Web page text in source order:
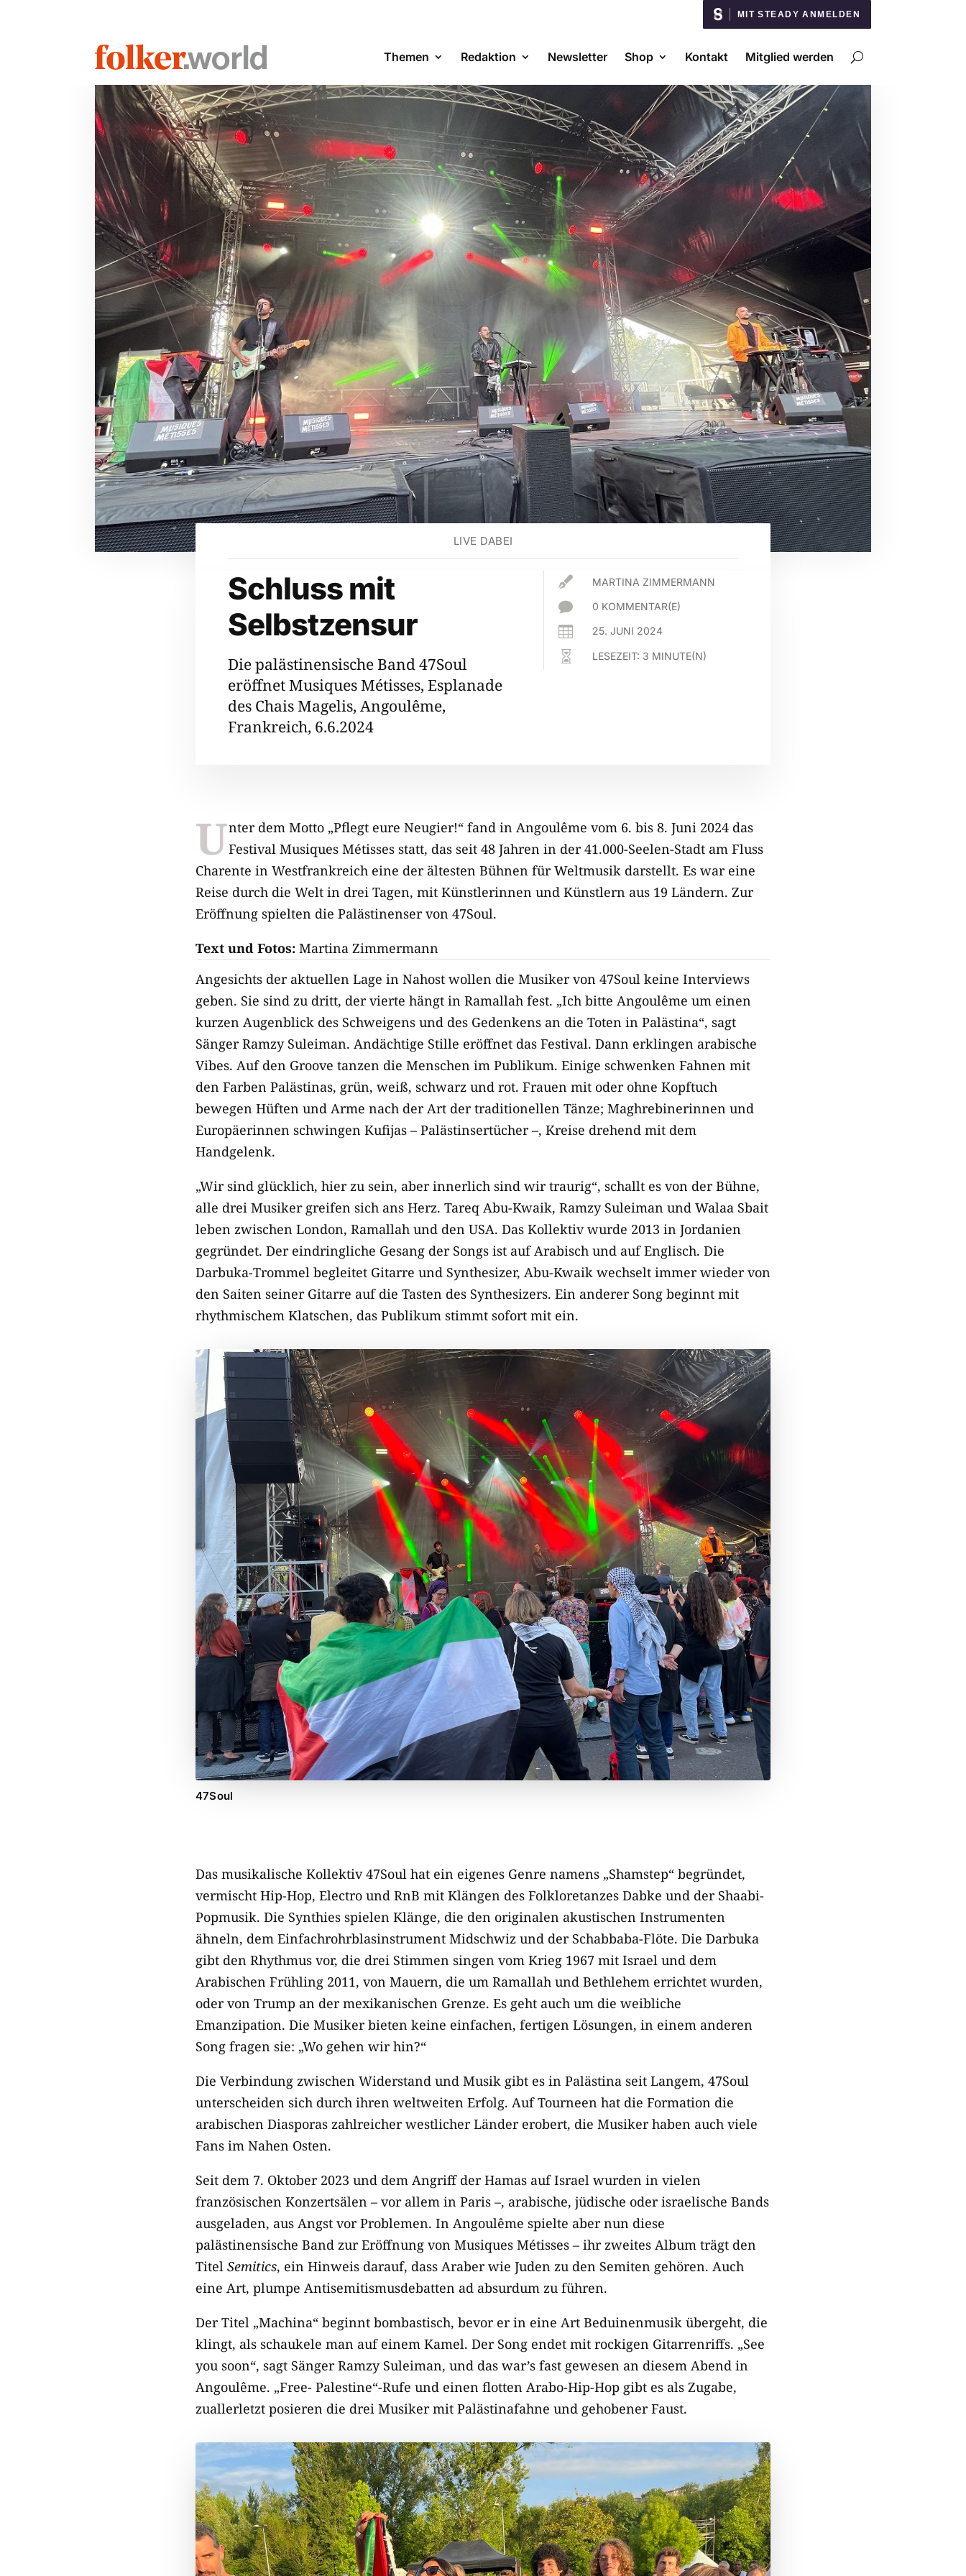
MIT STEADY ANMELDEN
Themen Redaktion Newsletter Shop Kontakt Mitglied werden
LIVE DABEI
Schluss mit
Selbstzensur
Die palästinensische Band 47Soul
eröffnet Musiques Métisses, Esplanade
des Chais Magelis, Angoulême,
Frankreich, 6.6.2024
 MARTINA ZIMMERMANN
 0 KOMMENTAR(E)
 25. JUNI 2024
 LESEZEIT: 3 MINUTE(N)
Unter dem Motto „Pflegt eure Neugier!“ fand in Angoulême vom 6. bis 8. Juni 2024 das
Festival Musiques Métisses statt, das seit 48 Jahren in der 41.000-Seelen-Stadt am Fluss
Charente in Westfrankreich eine der ältesten Bühnen für Weltmusik darstellt. Es war eine
Reise durch die Welt in drei Tagen, mit Künstlerinnen und Künstlern aus 19 Ländern. Zur
Eröffnung spielten die Palästinenser von 47Soul.
Text und Fotos: Martina Zimmermann
Angesichts der aktuellen Lage in Nahost wollen die Musiker von 47Soul keine Interviews
geben. Sie sind zu dritt, der vierte hängt in Ramallah fest. „Ich bitte Angoulême um einen
kurzen Augenblick des Schweigens und des Gedenkens an die Toten in Palästina“, sagt
Sänger Ramzy Suleiman. Andächtige Stille eröffnet das Festival. Dann erklingen arabische
Vibes. Auf den Groove tanzen die Menschen im Publikum. Einige schwenken Fahnen mit
den Farben Palästinas, grün, weiß, schwarz und rot. Frauen mit oder ohne Kopftuch
bewegen Hüften und Arme nach der Art der traditionellen Tänze; Maghrebinerinnen und
Europäerinnen schwingen Kufijas – Palästinsertücher –, Kreise drehend mit dem
Handgelenk.
„Wir sind glücklich, hier zu sein, aber innerlich sind wir traurig“, schallt es von der Bühne,
alle drei Musiker greifen sich ans Herz. Tareq Abu-Kwaik, Ramzy Suleiman und Walaa Sbait
leben zwischen London, Ramallah und den USA. Das Kollektiv wurde 2013 in Jordanien
gegründet. Der eindringliche Gesang der Songs ist auf Arabisch und auf Englisch. Die
Darbuka-Trommel begleitet Gitarre und Synthesizer, Abu-Kwaik wechselt immer wieder von
den Saiten seiner Gitarre auf die Tasten des Synthesizers. Ein anderer Song beginnt mit
rhythmischem Klatschen, das Publikum stimmt sofort mit ein.
47Soul
Das musikalische Kollektiv 47Soul hat ein eigenes Genre namens „Shamstep“ begründet,
vermischt Hip-Hop, Electro und RnB mit Klängen des Folkloretanzes Dabke und der Shaabi-
Popmusik. Die Synthies spielen Klänge, die den originalen akustischen Instrumenten
ähneln, dem Einfachrohrblasinstrument Midschwiz und der Schabbaba-Flöte. Die Darbuka
gibt den Rhythmus vor, die drei Stimmen singen vom Krieg 1967 mit Israel und dem
Arabischen Frühling 2011, von Mauern, die um Ramallah und Bethlehem errichtet wurden,
oder von Trump an der mexikanischen Grenze. Es geht auch um die weibliche
Emanzipation. Die Musiker bieten keine einfachen, fertigen Lösungen, in einem anderen
Song fragen sie: „Wo gehen wir hin?“
Die Verbindung zwischen Widerstand und Musik gibt es in Palästina seit Langem, 47Soul
unterscheiden sich durch ihren weltweiten Erfolg. Auf Tourneen hat die Formation die
arabischen Diasporas zahlreicher westlicher Länder erobert, die Musiker haben auch viele
Fans im Nahen Osten.
Seit dem 7. Oktober 2023 und dem Angriff der Hamas auf Israel wurden in vielen
französischen Konzertsälen – vor allem in Paris –, arabische, jüdische oder israelische Bands
ausgeladen, aus Angst vor Problemen. In Angoulême spielte aber nun diese
palästinensische Band zur Eröffnung von Musiques Métisses – ihr zweites Album trägt den
Titel Semitics, ein Hinweis darauf, dass Araber wie Juden zu den Semiten gehören. Auch
eine Art, plumpe Antisemitismusdebatten ad absurdum zu führen.
Der Titel „Machina“ beginnt bombastisch, bevor er in eine Art Beduinenmusik übergeht, die
klingt, als schaukele man auf einem Kamel. Der Song endet mit rockigen Gitarrenriffs. „See
you soon“, sagt Sänger Ramzy Suleiman, und das war’s fast gewesen an diesem Abend in
Angoulême. „Free- Palestine“-Rufe und einen flotten Arabo-Hip-Hop gibt es als Zugabe,
zuallerletzt posieren die drei Musiker mit Palästinafahne und gehobener Faust.